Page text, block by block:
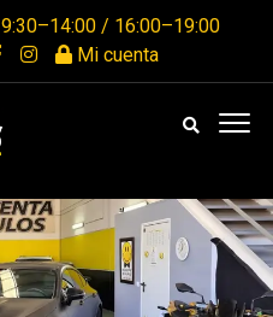
9:30–14:00 / 16:00–19:00
Mi cuenta